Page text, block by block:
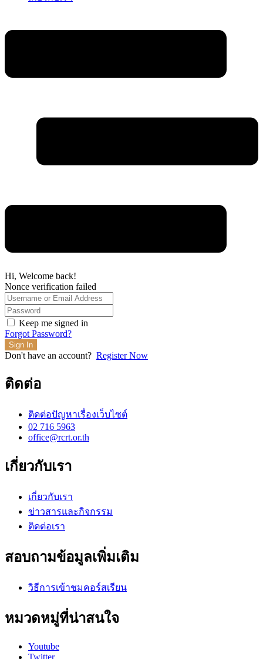
Hi, Welcome back!
Nonce verification failed
Keep me signed in
Forgot Password?
Sign In
Don't have an account? Register Now
ติดต่อ
ติดต่อปัญหาเรื่องเว็บไซต์
02 716 5963
office@rcrt.or.th
เกี่ยวกับเรา
เกี่ยวกับเรา
ข่าวสารและกิจกรรม
ติดต่อเรา
สอบถามข้อมูลเพิ่มเติม
วิธีการเข้าชมคอร์สเรียน
หมวดหมู่ที่น่าสนใจ
Youtube
Twitter